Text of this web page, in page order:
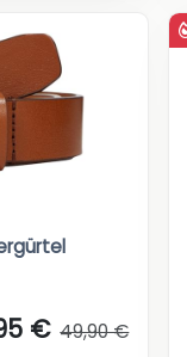
€ 49,90 €